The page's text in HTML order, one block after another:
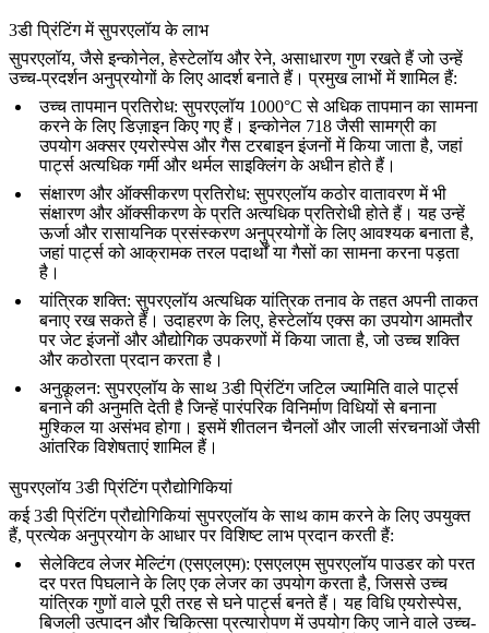
3डी प्रिंटिंग में सुपरएलॉय के लाभ
सुपरएलॉय, जैसे इन्कोनेल, हेस्टेलॉय और रेने, असाधारण गुण रखते हैं जो उन्हें
उच्च-प्रदर्शन अनुप्रयोगों के लिए आदर्श बनाते हैं। प्रमुख लाभों में शामिल हैं:
उच्च तापमान प्रतिरोध: सुपरएलॉय 1000°C से अधिक तापमान का सामना
करने के लिए डिज़ाइन किए गए हैं।इन्कोनेल 718जैसी सामग्री का
उपयोग अक्सरएयरोस्पेस और गैस टरबाइन इंजनों में किया जाता है, जहां
पार्ट्स अत्यधिक गर्मी और थर्मल साइक्लिंग के अधीन होते हैं।
संक्षारण और ऑक्सीकरण प्रतिरोध: सुपरएलॉय कठोर वातावरण में भी
संक्षारण और ऑक्सीकरण के प्रति अत्यधिक प्रतिरोधी होते हैं। यह उन्हें
ऊर्जा और रासायनिक प्रसंस्करण अनुप्रयोगों के लिए आवश्यक बनाता है,
जहां पार्ट्स को आक्रामक तरल पदार्थों या गैसों का सामना करना पड़ता
है।
यांत्रिक शक्ति: सुपरएलॉय अत्यधिक यांत्रिक तनाव के तहत अपनी ताकत
बनाए रख सकते हैं। उदाहरण के लिए,हेस्टेलॉय एक्सका उपयोग आमतौर
पर जेट इंजनों और औद्योगिक उपकरणों में किया जाता है, जो उच्च शक्ति
और कठोरता प्रदान करता है।
अनुकूलन: सुपरएलॉय के साथ 3डी प्रिंटिंग जटिल ज्यामिति वाले पार्ट्स
बनाने की अनुमति देती है जिन्हें पारंपरिक विनिर्माण विधियों से बनाना
मुश्किल या असंभव होगा। इसमें शीतलन चैनलों और जाली संरचनाओं जैसी
आंतरिक विशेषताएं शामिल हैं।
सुपरएलॉय 3डी प्रिंटिंग प्रौद्योगिकियां
कई 3डी प्रिंटिंग प्रौद्योगिकियां सुपरएलॉय के साथ काम करने के लिए उपयुक्त
हैं, प्रत्येक अनुप्रयोग के आधार पर विशिष्ट लाभ प्रदान करती हैं:
सेलेक्टिव लेजर मेल्टिंग (एसएलएम): एसएलएम सुपरएलॉय पाउडर को परत
दर परत पिघलाने के लिए एक लेजर का उपयोग करता है, जिससे उच्च
यांत्रिक गुणों वाले पूरी तरह से घने पार्ट्स बनते हैं। यह विधिएयरोस्पेस,
बिजली उत्पादन और चिकित्सा प्रत्यारोपण में उपयोग किए जाने वाले उच्च-